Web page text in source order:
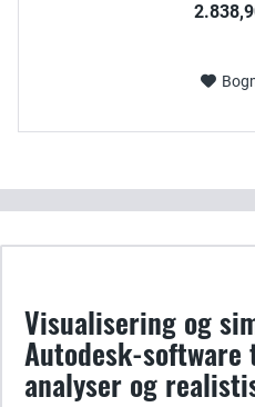
Visualisering og
Autodesk-
analyser og